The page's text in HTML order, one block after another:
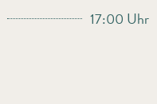
17:00 Uhr